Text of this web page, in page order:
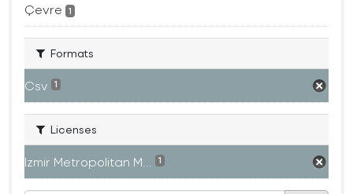
Çevre 1
Formats
Csv 1
Licenses
Izmir Metropolitan M... 1